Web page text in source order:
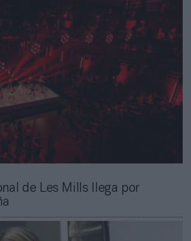
de Les Mills llega por